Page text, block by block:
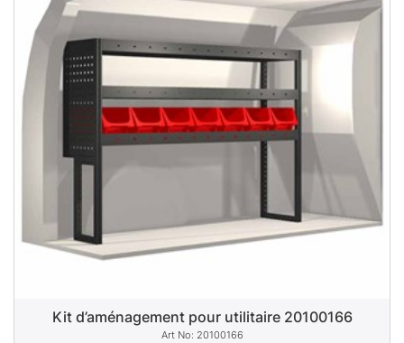
Kit d’aménagement pour utilitaire 20100166
20100166